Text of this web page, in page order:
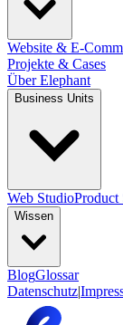
Website & E-
Projekte & Cases
Über Elephant
Business Units
Web StudioProduct
Wissen
BlogGlossar
Datenschutz|